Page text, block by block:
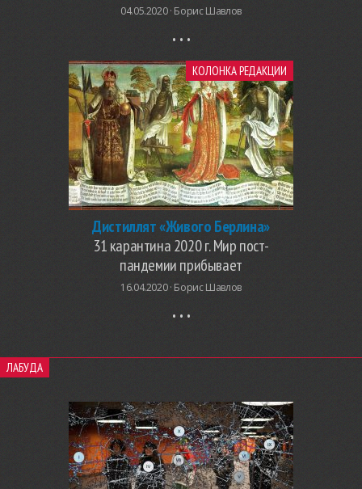
04.05.2020 · Борис Шавлов
КОЛОНКА РЕДАКЦИИ
Дистиллят «Живого Берлина»
31 карантина 2020 г. Мир пост-
пандемии прибывает
16.04.2020 · Борис Шавлов
ЛАБУДА